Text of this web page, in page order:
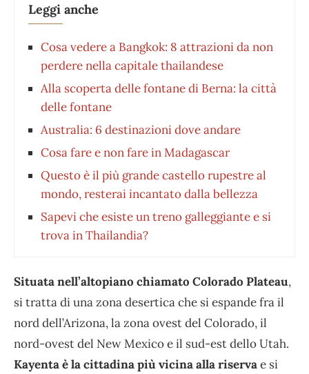
Leggi anche
Cosa vedere a Bangkok: 8 attrazioni da non
perdere nella capitale thailandese
Alla scoperta delle fontane di Berna: la città
delle fontane
Australia: 6 destinazioni dove andare
Cosa fare e non fare in Madagascar
Questo è il più grande castello rupestre al
mondo, resterai incantato dalla bellezza
Sapevi che esiste un treno galleggiante e si
trova in Thailandia?
Situata nell’altopiano chiamato Colorado Plateau,
si tratta di una zona desertica che si espande fra il
nord dell’Arizona, la zona ovest del Colorado, il
nord-ovest del New Mexico e il sud-est dello Utah.
Kayenta è la cittadina più vicina alla riservae si